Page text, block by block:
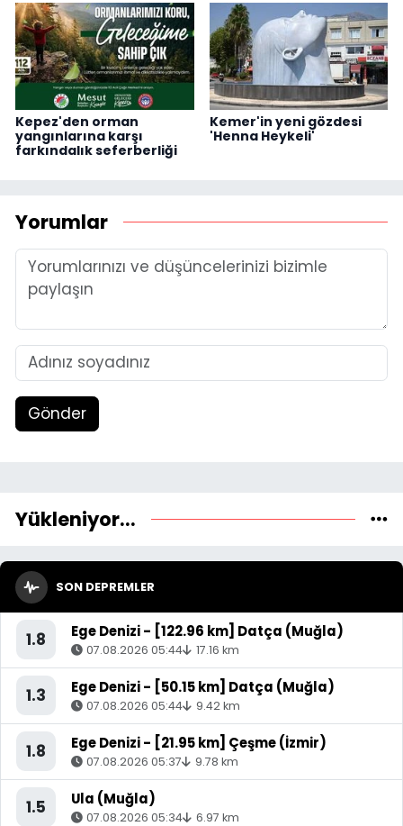
Kepez'den orman
yangınlarına karşı
farkındalık seferberliği
Kemer'in yeni gözdesi
'Henna Heykeli'
Yorumlar
Gönder
Yükleniyor...
SON DEPREMLER
1.8 Ege Denizi - [122.96 km] Datça (Muğla)
07.08.2026 05:44 17.16 km
1.3 Ege Denizi - [50.15 km] Datça (Muğla)
07.08.2026 05:44 9.42 km
1.8 Ege Denizi - [21.95 km] Çeşme (İzmir)
07.08.2026 05:37 9.78 km
1.5 Ula (Muğla)
07.08.2026 05:34 6.97 km